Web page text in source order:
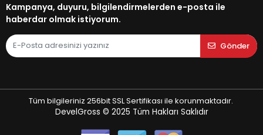
Kampanya, duyuru, bilgilendirmelerden e-posta ile
haberdar olmak istiyorum.
Gönder
Tüm bilgileriniz 256bit SSL Sertifikası ile korunmaktadır.
DevelGross © 2025 Tüm Hakları Saklıdır